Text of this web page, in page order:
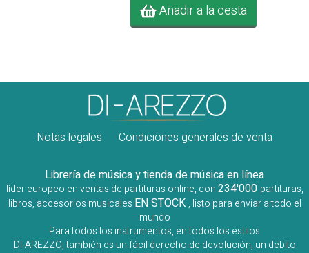
Añadir a la cesta
Notas legales Condiciones generales de venta
Librería de música y tienda de música en línea
líder europeo en ventas de partituras online, con234'000 partituras,
libros, accesorios musicales EN STOCK , listo para enviar a todo el
mundo
Para todos los instrumentos, en todos los estilos
DI-AREZZO, también es un fácil derecho de devolución, un débito